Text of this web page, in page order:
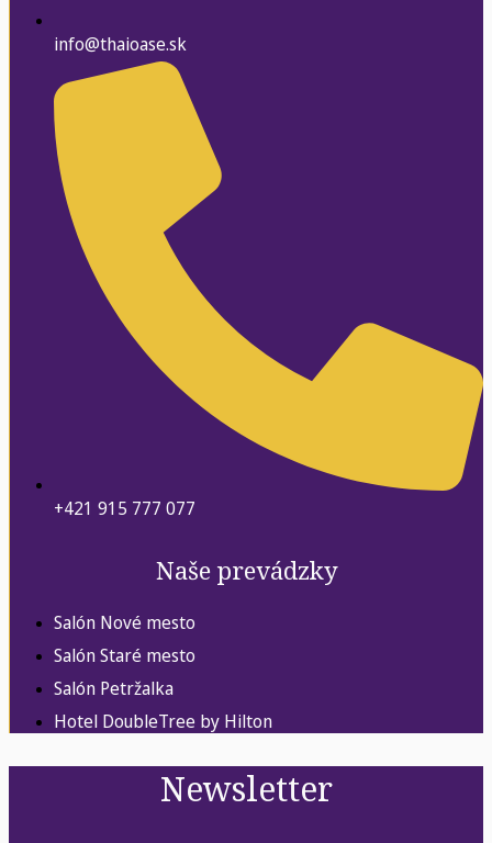
info@thaioase.sk
+421 915 777 077
Naše prevádzky
Salón Nové mesto
Salón Staré mesto
Salón Petržalka
Hotel DoubleTree by Hilton
Newsletter